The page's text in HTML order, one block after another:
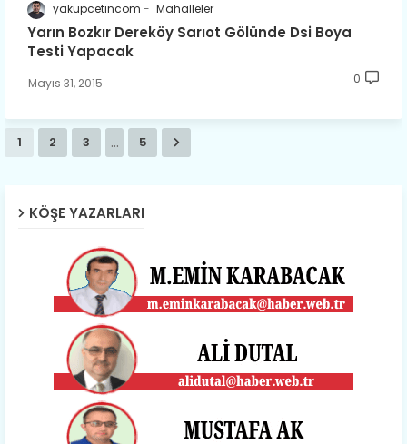
yakupcetincom Mahalleler
Yarın Bozkır Dereköy Sarıot Gölünde Dsi Boya
Testi Yapacak
Mayıs 31, 2015 0
1 2 3 ... 5
KÖŞE YAZARLARI